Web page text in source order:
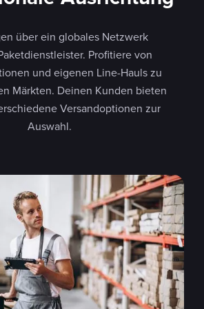
über ein globales Netzwerk
Profitiere von
und eigenen Line-Hauls zu
Märkten. Deinen Kunden bieten
Versandoptionen zur
Auswahl.